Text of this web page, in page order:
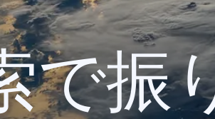
で振